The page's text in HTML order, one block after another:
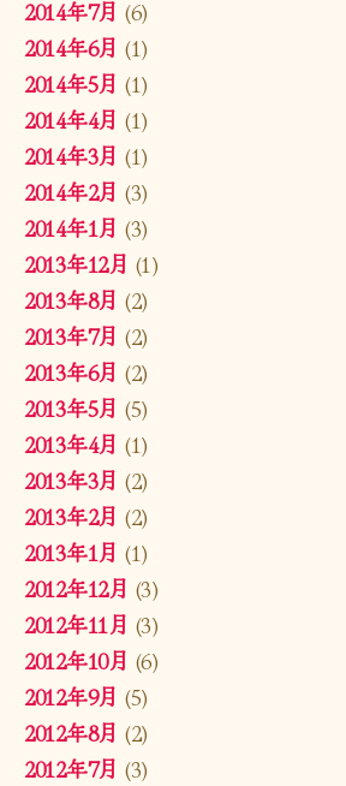
2014年7月 (6)
2014年6月 (1)
2014年5月 (1)
2014年4月 (1)
2014年3月 (1)
2014年2月 (3)
2014年1月 (3)
2013年12月 (1)
2013年8月 (2)
2013年7月 (2)
2013年6月 (2)
2013年5月 (5)
2013年4月 (1)
2013年3月 (2)
2013年2月 (2)
2013年1月 (1)
2012年12月 (3)
2012年11月 (3)
2012年10月 (6)
2012年9月 (5)
2012年8月 (2)
2012年7月 (3)